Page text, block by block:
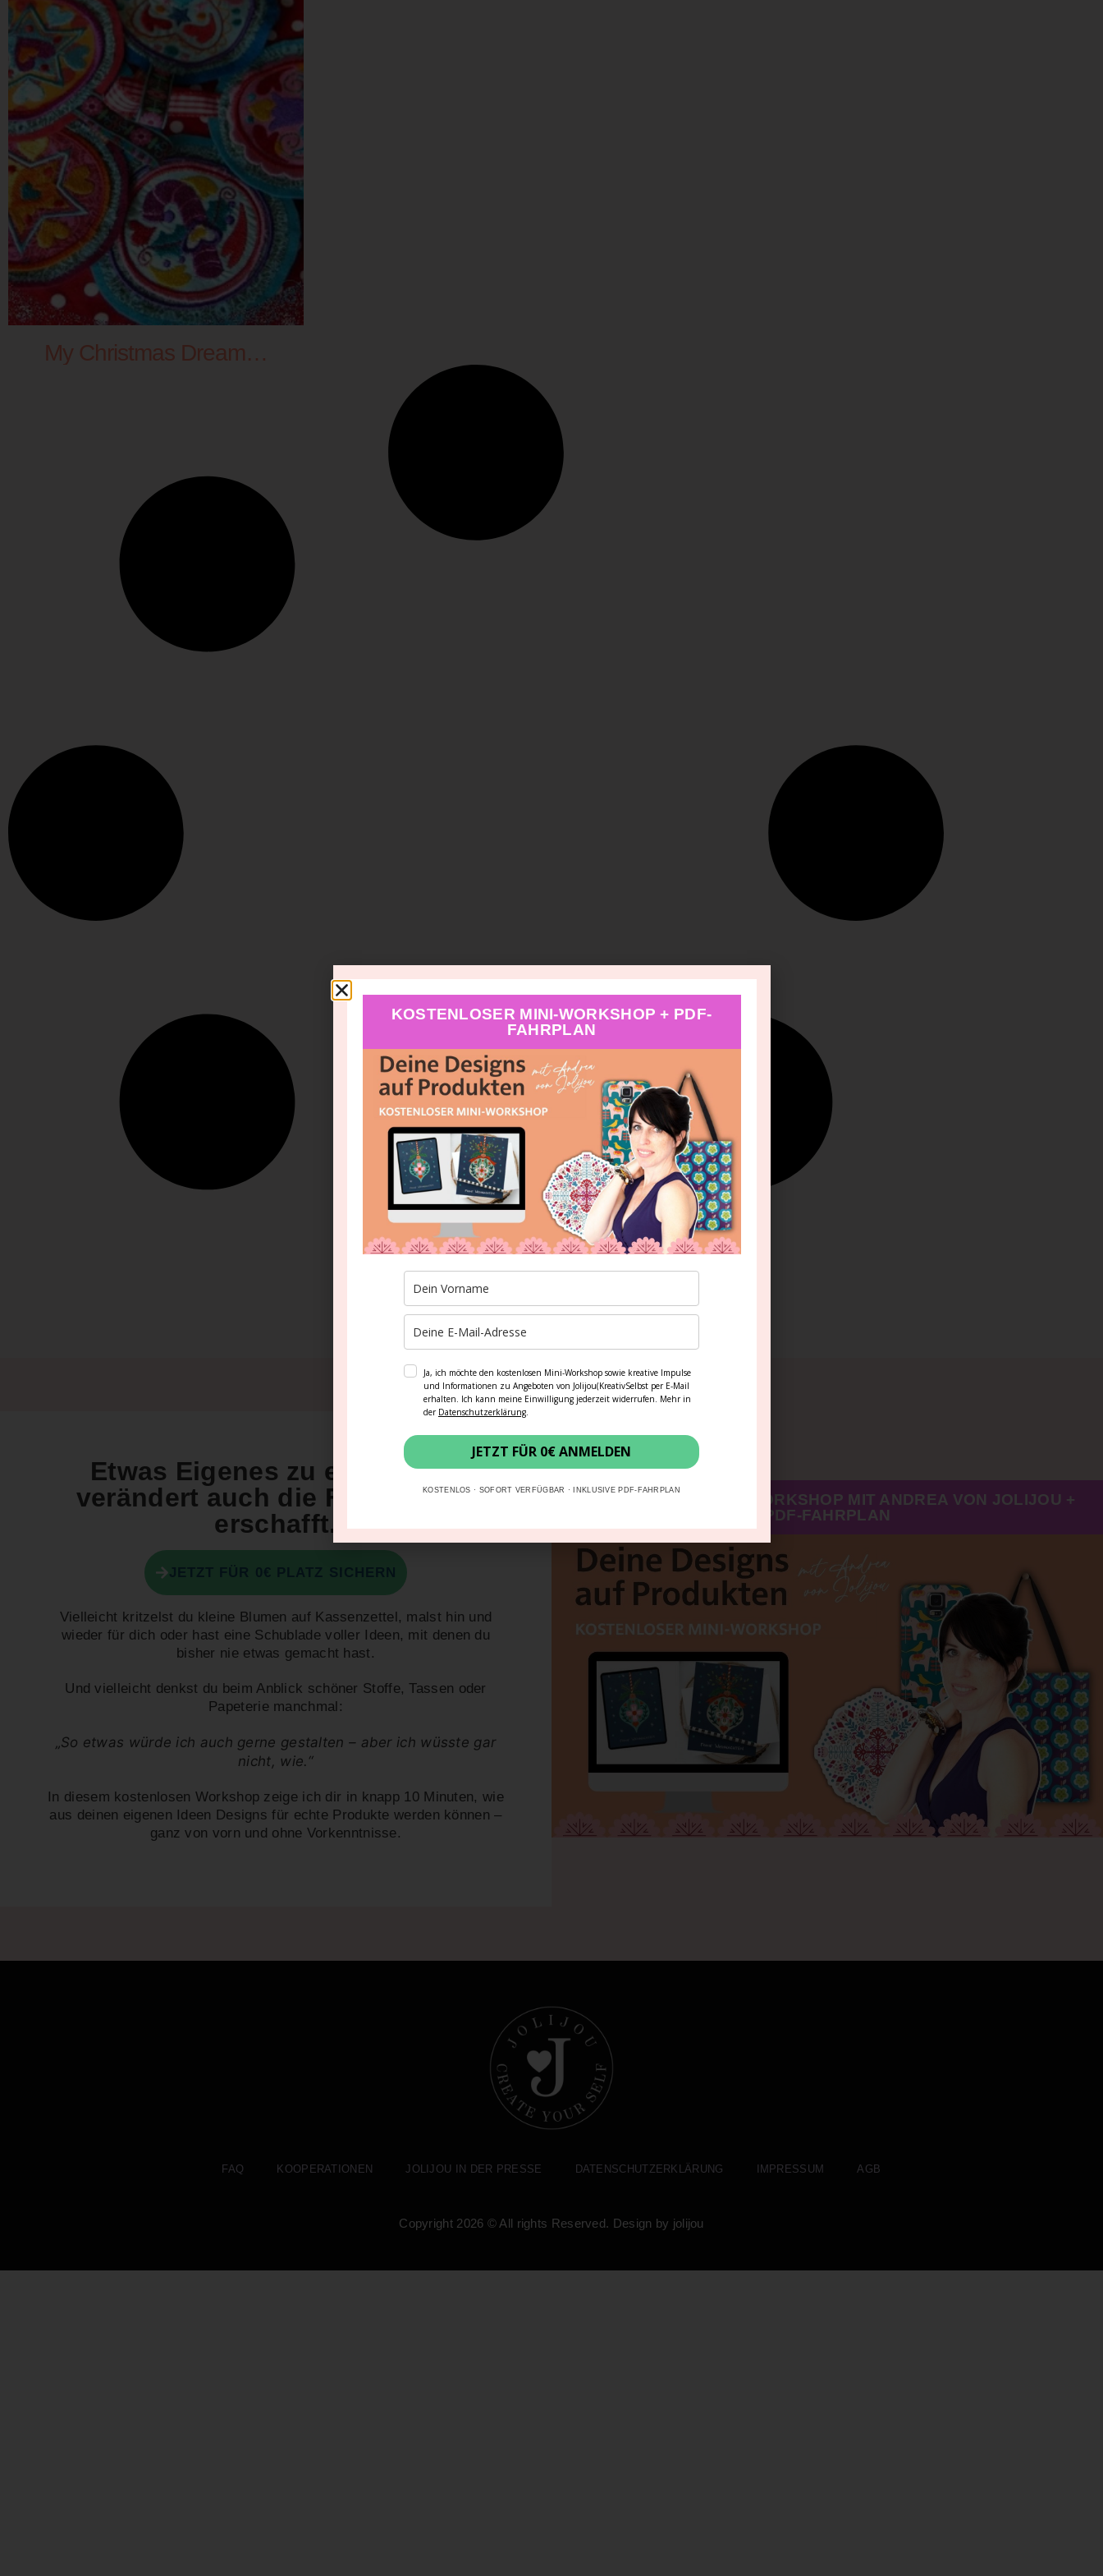
My Christmas Dream…
Etwas Eigenes zu erschaffen
verändert auch die Frau, die es
erschafft.
JETZT FÜR 0€ PLATZ SICHERN
Vielleicht kritzelst du kleine Blumen auf Kassenzettel, malst hin und
wieder für dich oder hast eine Schublade voller Ideen, mit denen du
bisher nie etwas gemacht hast.
Und vielleicht denkst du beim Anblick schöner Stoffe, Tassen oder
Papeterie manchmal:
„So etwas würde ich auch gerne gestalten – aber ich wüsste gar
nicht, wie.“
In diesem kostenlosen Workshop zeige ich dir in knapp 10 Minuten, wie
aus deinen eigenen Ideen Designs für echte Produkte werden können –
ganz von vorn und ohne Vorkenntnisse.
KOSTENLOSER MINI-WORKSHOP MIT ANDREA VON JOLIJOU +
PDF-FAHRPLAN
FAQ KOOPERATIONEN JOLIJOU IN DER PRESSE DATENSCHUTZERKLÄRUNG IMPRESSUM AGB
Copyright 2026 © All rights Reserved. Design by jolijou
KOSTENLOSER MINI-WORKSHOP + PDF-
FAHRPLAN
Ja, ich möchte den kostenlosen Mini-Workshop sowie kreative Impulse
und Informationen zu Angeboten von Jolijou(KreativSelbst per E-Mail
erhalten. Ich kann meine Einwilligung jederzeit widerrufen. Mehr in
der Datenschutzerklärung.
JETZT FÜR 0€ ANMELDEN
KOSTENLOS · SOFORT VERFÜGBAR · INKLUSIVE PDF-FAHRPLAN